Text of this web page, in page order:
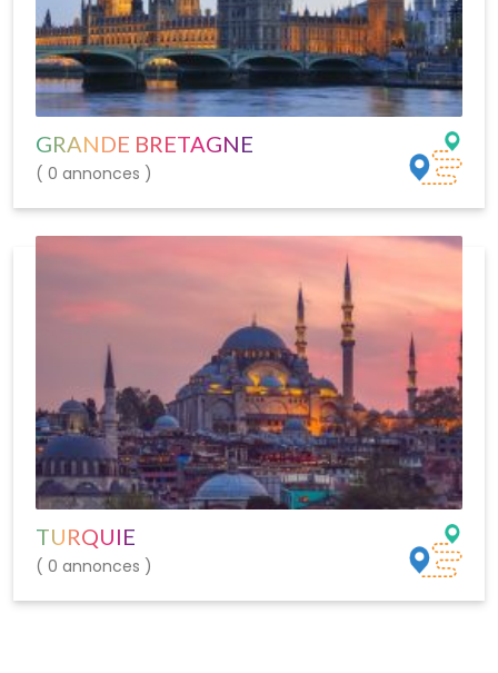
GRANDE BRETAGNE
( 0 annonces )
TURQUIE
( 0 annonces )